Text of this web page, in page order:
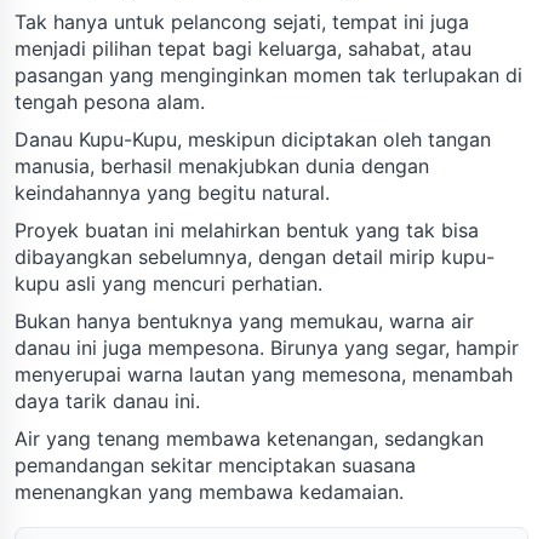
Tak hanya untuk pelancong sejati, tempat ini juga
menjadi pilihan tepat bagi keluarga, sahabat, atau
pasangan yang menginginkan momen tak terlupakan di
tengah pesona alam.
Danau Kupu-Kupu, meskipun diciptakan oleh tangan
manusia, berhasil menakjubkan dunia dengan
keindahannya yang begitu natural.
Proyek buatan ini melahirkan bentuk yang tak bisa
dibayangkan sebelumnya, dengan detail mirip kupu-
kupu asli yang mencuri perhatian.
Bukan hanya bentuknya yang memukau, warna air
danau ini juga mempesona. Birunya yang segar, hampir
menyerupai warna lautan yang memesona, menambah
daya tarik danau ini.
Air yang tenang membawa ketenangan, sedangkan
pemandangan sekitar menciptakan suasana
menenangkan yang membawa kedamaian.